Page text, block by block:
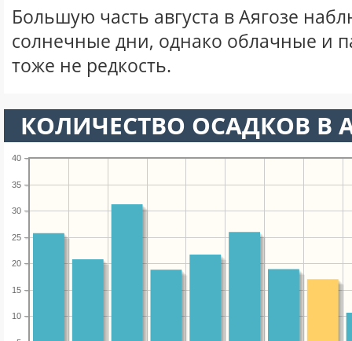
Большую часть августа в Аягозе
солнечные дни, однако облачные и
тоже не редкость.
КОЛИЧЕСТВО ОСАДКОВ В
10
15
20
25
30
35
40